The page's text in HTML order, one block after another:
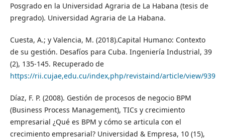
Posgrado en la Universidad Agraria de La Habana (tesis de
pregrado). Universidad Agraria de La Habana.
Cuesta, A.; y Valencia, M. (2018).Capital Humano: Contexto
de su gestión. Desafíos para Cuba. Ingeniería Industrial, 39
(2), 135-145. Recuperado de
https://rii.cujae,edu.cu/index,php/revistaind/article/view/939
Díaz, F. P. (2008). Gestión de procesos de negocio BPM
(Business Process Management), TICs y crecimiento
empresarial ¿Qué es BPM y cómo se articula con el
crecimiento empresarial? Universidad & Empresa, 10 (15),